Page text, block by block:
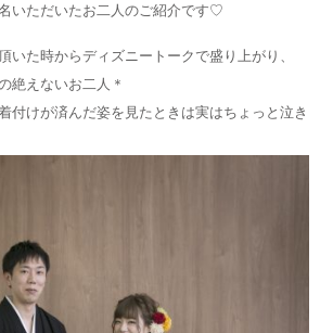
いただいたお二人のご紹介です♡
いた時からディズニートークで盛り上がり、
絶えないお二人＊
付けが済んだ姿を見たときは実はちょっと泣き